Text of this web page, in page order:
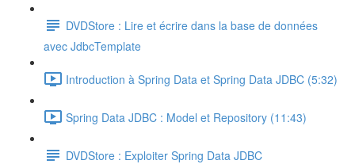
DVDStore : Lire et écrire dans la base de données
avec JdbcTemplate
Introduction à Spring Data et Spring Data JDBC (5:32)
Spring Data JDBC : Model et Repository (11:43)
DVDStore : Exploiter Spring Data JDBC